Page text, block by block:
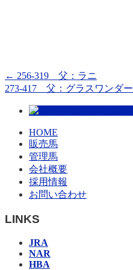
← 256-319 父：ラニ
273-417 父：グラスワンダー
HOME
販売馬
管理馬
会社概要
採用情報
お問い合わせ
LINKS
JRA
NAR
HBA